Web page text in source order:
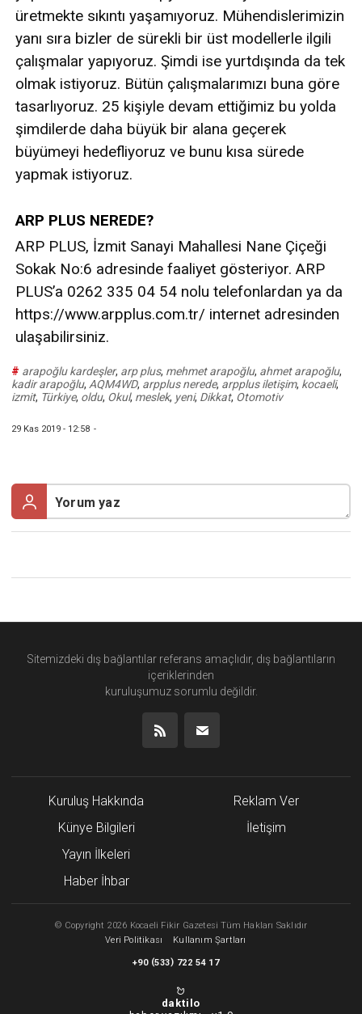
üretmekte sıkıntı yaşamıyoruz. Mühendislerimizin
yanı sıra bizler de sürekli bir üst modellerle ilgili
çalışmalar yapıyoruz. Şimdi ise yurtdışında da tek
olmak istiyoruz. Bütün çalışmalarımızı buna göre
tasarlıyoruz. 25 kişiyle devam ettiğimiz bu yolda
şimdilerde daha büyük bir alana geçerek
büyümeyi hedefliyoruz ve bunu kısa sürede
yapmak istiyoruz.
ARP PLUS NEREDE?
ARP PLUS, İzmit Sanayi Mahallesi Nane Çiçeği
Sokak No:6 adresinde faaliyet gösteriyor. ARP
PLUS’a 0262 335 04 54 nolu telefonlardan ya da
https://www.arpplus.com.tr/ internet adresinden
ulaşabilirsiniz.
# arapoğlu kardeşler, arp plus, mehmet arapoğlu, ahmet arapoğlu,
kadir arapoğlu, AQM4WD, arpplus nerede, arpplus iletişim, kocaeli,
izmit, Türkiye, oldu, Okul, meslek, yeni, Dikkat, Otomotiv
29 Kas 2019 - 12:58 -
Sitemizdeki dış bağlantılar referans amaçlıdır, dış bağlantıların
içeriklerinden
kuruluşumuz sorumlu değildir.
Kuruluş Hakkında
Künye Bilgileri
Yayın İlkeleri
Haber İhbar
Reklam Ver
İletişim
© Copyright 2026 Kocaeli Fikir Gazetesi Tüm Hakları Saklıdır
Veri Politikası
Kullanım Şartları
+90 (533) 722 54 17
daktilo